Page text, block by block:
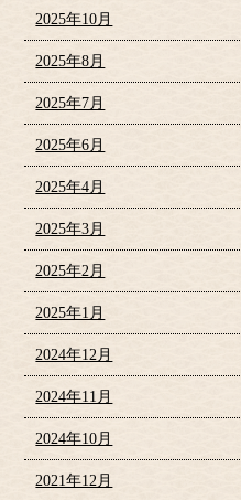
2025年10月
2025年8月
2025年7月
2025年6月
2025年4月
2025年3月
2025年2月
2025年1月
2024年12月
2024年11月
2024年10月
2021年12月